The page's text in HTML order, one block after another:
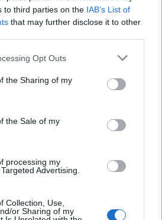
to third parties on the IAB’s List of
that may further disclose it to other
app uses one or more Google
usage behaviour. You may click to
Google and its third-party tags to
specified purposes in below Google
Opt Outs
the Sharing of my
the Sale of my
processing my
Advertising.
Collection, Use,
or Sharing of my
hatása a környezetre, hogy a